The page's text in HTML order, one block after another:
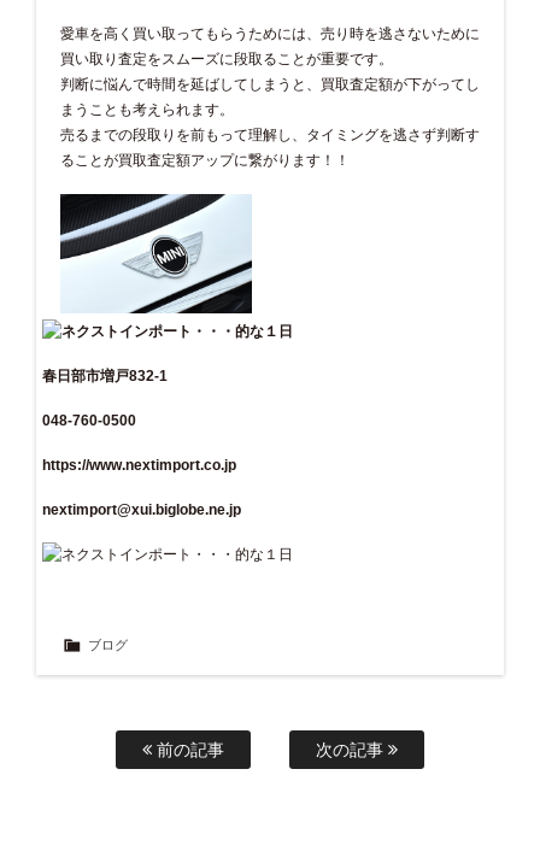
愛車を高く買い取ってもらうためには、売り時を逃さないために
買い取り査定をスムーズに段取ることが重要です。
判断に悩んで時間を延ばしてしまうと、買取査定額が下がってし
まうことも考えられます。
売るまでの段取りを前もって理解し、タイミングを逃さず判断す
ることが買取査定額アップに繋がります！！
春日部市増戸832-1
048-760-0500
https://www.nextimport.co.jp
nextimport@xui.biglobe.ne.jp
ブログ
前の記事 次の記事